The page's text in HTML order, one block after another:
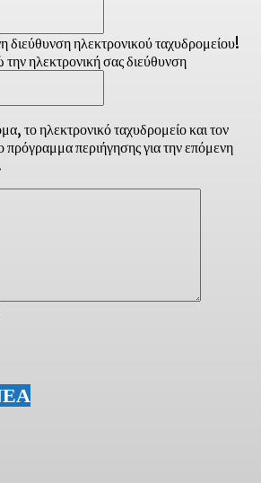
διεύθυνση ηλεκτρονικού ταχυδρομείου!
ηλεκτρονική σας διεύθυνση
το ηλεκτρονικό ταχυδρομείο και τον
πρόγραμμα περιήγησης για την επόμενη